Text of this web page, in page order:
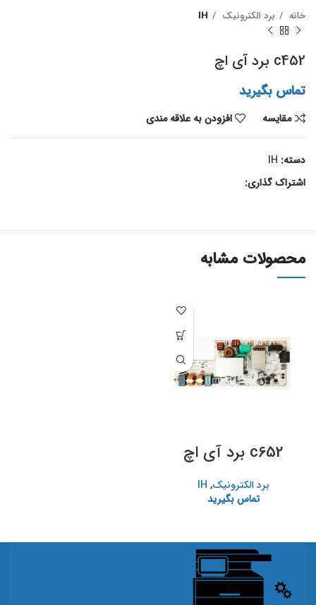
خانه برد الکترونیک IH
c452 برد آی اچ
تماس بگیرید
مقايسه افزودن به علاقه مندی
دسته: IH
اشتراک گذاری:
محصولات مشابه
c652 برد آی اچ
برد الکترونیک,
IH
تماس بگیرید